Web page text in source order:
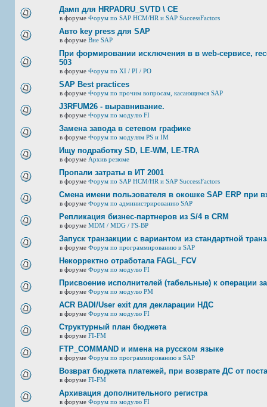
Дамп для HRPADRU_SVTD \ CE
в форуме Форум по SAP HCM/HR и SAP SuccessFactors
Авто key press для SAP
в форуме Вне SAP
При формировании исключения в в web-сервисе,
503
в форуме Форум по XI / PI / РО
SAP Best practices
в форуме Форум по прочим вопросам, касающимся SAP
J3RFUМ26 - выравнивание.
в форуме Форум по модулю FI
Замена завода в сетевом графике
в форуме Форум по модулям PS и IM
Ищу подработку SD, LE-WM, LE-TRA
в форуме Архив резюме
Пропали затраты в ИТ 2001
в форуме Форум по SAP HCM/HR и SAP SuccessFactors
Смена имени пользователя в окошке SAP ERP при
в форуме Форум по администрированию SAP
Репликация бизнес-партнеров из S/4 в CRM
в форуме MDM / MDG / FS-BP
Запуск транзакции с вариантом из стандартной
в форуме Форум по программированию в SAP
Некорректно отработала FAGL_FCV
в форуме Форум по модулю FI
Присвоение исполнителей (табельные) к операции
в форуме Форум по модулю РМ
ACR BADI/User exit для декларации НДС
в форуме Форум по модулю FI
Структурный план бюджета
в форуме FI-FM
FTP_COMMAND и имена на русском языке
в форуме Форум по программированию в SAP
Возврат бюджета платежей, при возврате ДС от
в форуме FI-FM
Архивация дополнительного регистра
в форуме Форум по модулю FI